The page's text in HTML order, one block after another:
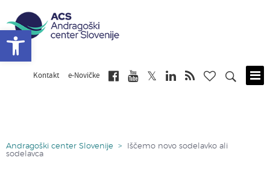
Kontakt e-Novičke
Andragoški center Slovenije >
Iščemo novo sodelavko ali
sodelavca
Open toolbar